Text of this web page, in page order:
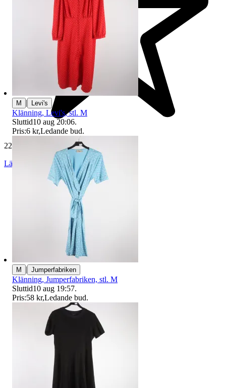
229 404 omdömen
Läs omdömen Följ
M | Levi's
Klänning, Levi's, stl. M
Sluttid10 aug 20:06.
Pris:6 kr,Ledande bud.
M | Jumperfabriken
Klänning, Jumperfabriken, stl. M
Sluttid10 aug 19:57.
Pris:58 kr,Ledande bud.